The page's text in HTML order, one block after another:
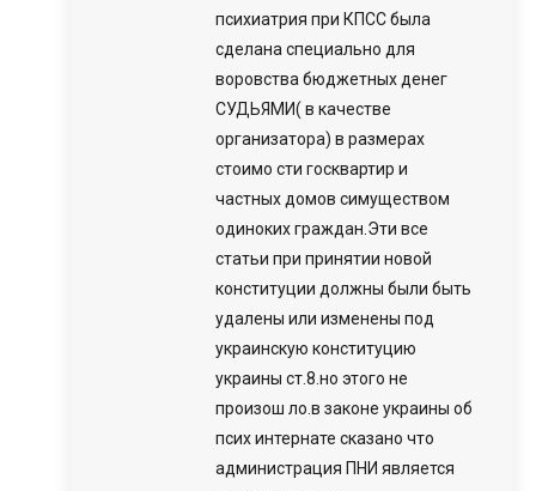
психиатрия при КПСС была
сделана специально для
воровства бюджетных денег
СУДЬЯМИ( в качестве
организатора) в размерах
стоимо сти госквартир и
частных домов симуществом
одиноких граждан.Эти все
статьи при принятии новой
конституции должны были быть
удалены или изменены под
украинскую конституцию
украины ст.8.но этого не
произош ло.в законе украины об
псих интернате сказано что
администрация ПНИ является